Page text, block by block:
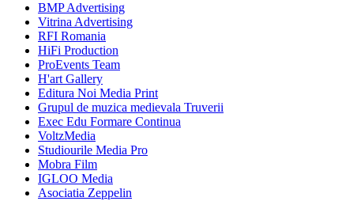
BMP Advertising
Vitrina Advertising
RFI Romania
HiFi Production
ProEvents Team
H'art Gallery
Editura Noi Media Print
Grupul de muzica medievala Truverii
Exec Edu Formare Continua
VoltzMedia
Studiourile Media Pro
Mobra Film
IGLOO Media
Asociatia Zeppelin